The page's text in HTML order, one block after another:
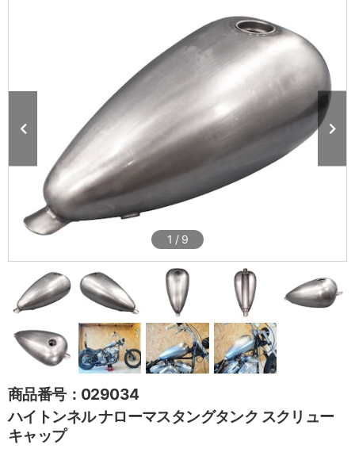
1 / 9
商品番号：029034
ハイトンネル ナローマスタングタンク スクリュー
キャップ